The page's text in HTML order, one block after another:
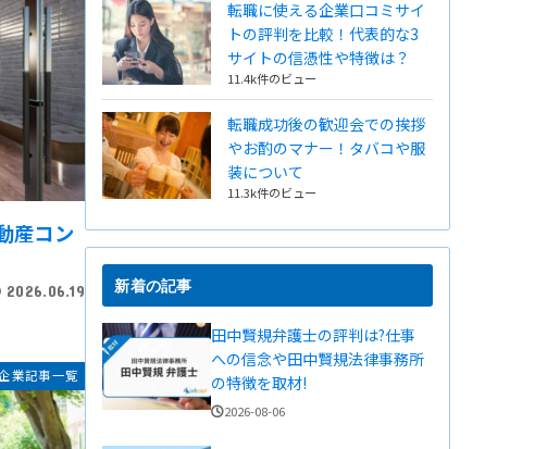
産コン
2026.06.19
業記事一覧
転職に使える企業口コミサイ
トの評判を比較！代表的な3
サイトの信憑性や特徴は？
11.4k件のビュー
転職成功後の歓迎会での挨拶
やお酌のマナー！タバコや服
装について
11.3k件のビュー
新着の記事
田中賢規弁護士の評判は?仕事
への信念や田中賢規法律事務所
の特徴を取材!
2026-08-06